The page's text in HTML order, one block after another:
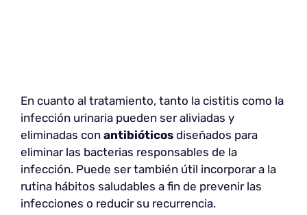
En cuanto al tratamiento, tanto la cistitis como la
infección urinaria pueden ser aliviadas y
eliminadas con antibióticos diseñados para
eliminar las bacterias responsables de la
infección. Puede ser también útil incorporar a la
rutina hábitos saludables a fin de prevenir las
infecciones o reducir su recurrencia.